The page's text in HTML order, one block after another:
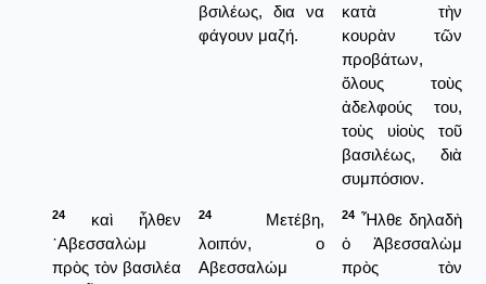
βσιλέως, δια να
φάγουν μαζή.
κατὰ τὴν
κουρὰν τῶν
προβάτων,
ὅλους τοὺς
ἀδελφούς του,
τοὺς υἱοὺς τοῦ
βασιλέως, διὰ
συμπόσιον.
24
καὶ ἦλθεν
᾿Αβεσσαλὼμ
πρὸς τὸν βασιλέα
24
Μετέβη,
λοιπόν, ο
Αβεσσαλώμ
24 Ἦλθε δηλαδὴ
ὁ Ἀβεσσαλὼμ
πρὸς τὸν